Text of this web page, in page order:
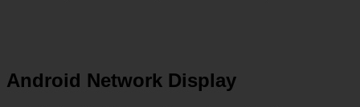
Android Network Display